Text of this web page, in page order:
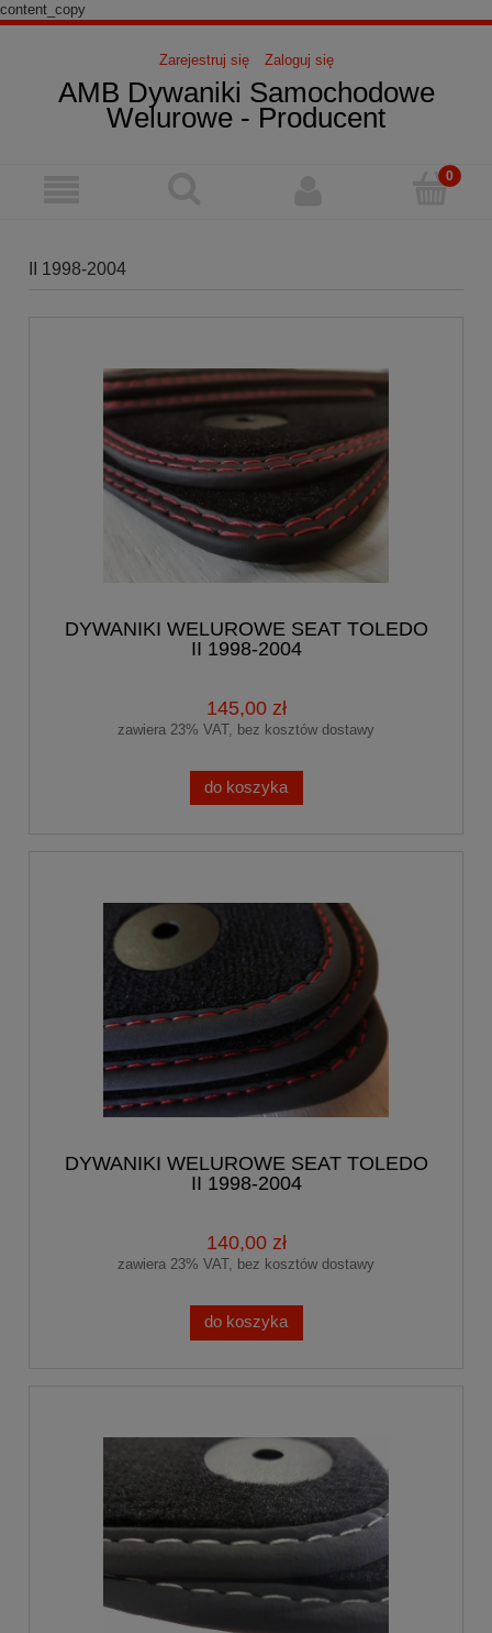
content_copy
Zarejestruj się Zaloguj się
AMB Dywaniki Samochodowe
Welurowe - Producent
II 1998-2004
DYWANIKI WELUROWE SEAT TOLEDO
II 1998-2004
145,00 zł
zawiera 23% VAT, bez kosztów dostawy
do koszyka
DYWANIKI WELUROWE SEAT TOLEDO
II 1998-2004
140,00 zł
zawiera 23% VAT, bez kosztów dostawy
do koszyka